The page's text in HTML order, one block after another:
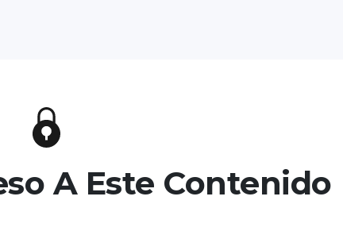
A Este Contenido